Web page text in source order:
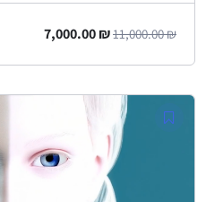
11,000.00₪
7,000.00₪